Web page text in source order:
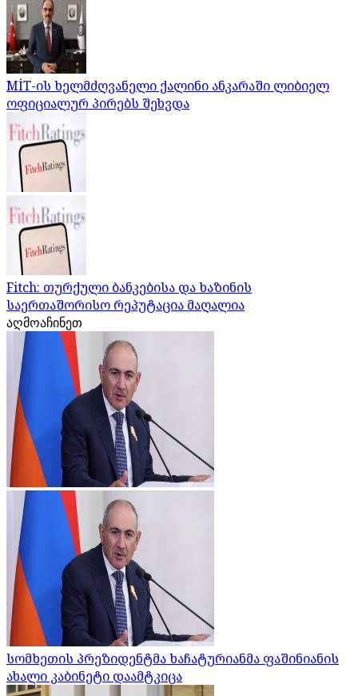
MİT-ის ხელმძღვანელი ქალინი ანკარაში ლიბიელ
ოფიციალურ პირებს შეხვდა
Fitch: თურქული ბანკებისა და ხაზინის
საერთაშორისო რეპუტაცია მაღალია
აღმოაჩინეთ
სომხეთის პრეზიდენტმა ხაჩატურიანმა ფაშინიანის
ახალი კაბინეტი დაამტკიცა